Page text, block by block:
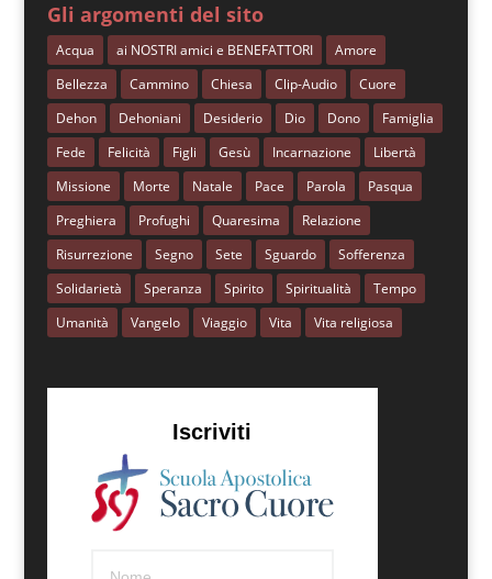
Gli argomenti del sito
Acqua ai NOSTRI amici e BENEFATTORI
Amore
Bellezza
Cammino Chiesa Clip-Audio
Cuore
Dehon
Dehoniani Desiderio Dio Dono
Famiglia
Fede
Felicità Figli Gesù Incarnazione
Libertà
Missione
Morte Natale Pace Parola
Pasqua
Preghiera
Profughi Quaresima
Relazione
Risurrezione
Segno Sete Sguardo
Sofferenza
Solidarietà
Speranza Spirito Spiritualità
Tempo
Umanità
Vangelo Viaggio Vita Vita religiosa
Iscriviti